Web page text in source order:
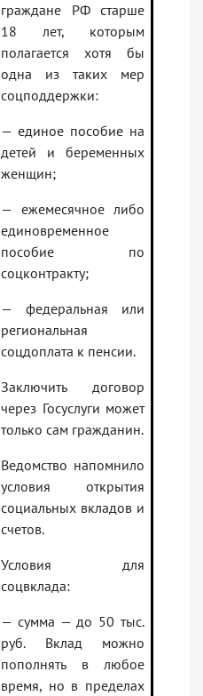
граждане РФ старше
18 лет, которым
полагается хотя бы
одна из таких мер
соцподдержки:
— единое пособие на
детей и беременных
женщин;
— ежемесячное либо
единовременное
пособие по
соцконтракту;
— федеральная или
региональная
соцдоплата к пенсии.
Заключить договор
через Госуслуги может
только сам гражданин.
Ведомство напомнило
условия открытия
социальных вкладов и
счетов.
Условия для
соцвклада:
— сумма — до 50 тыс.
руб. Вклад можно
пополнять в любое
время, но в пределах